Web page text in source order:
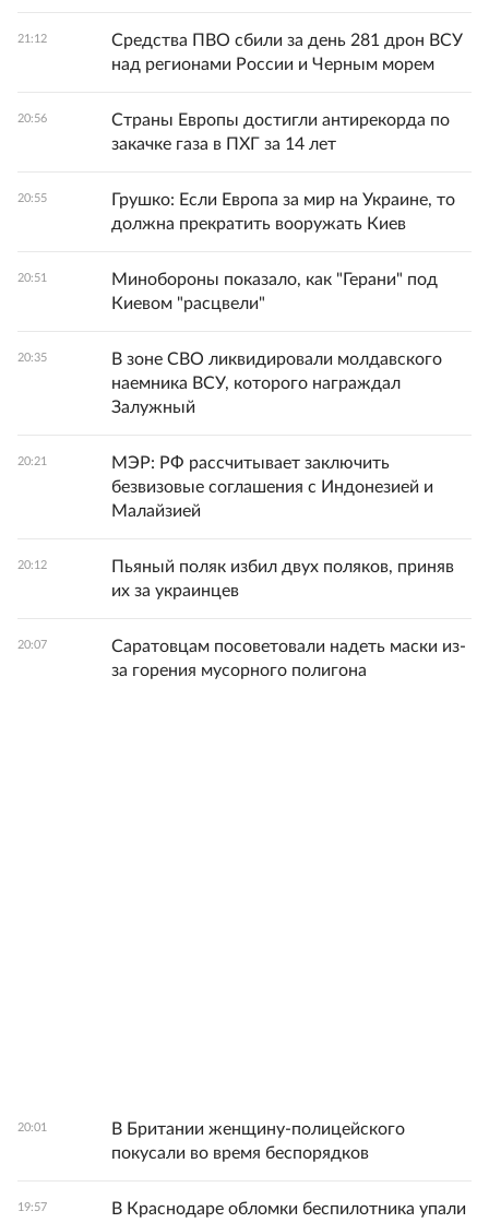
21:12
Средства ПВО сбили за день 281 дрон ВСУ
над регионами России и Черным морем
20:56
Страны Европы достигли антирекорда по
закачке газа в ПХГ за 14 лет
20:55
Грушко: Если Европа за мир на Украине, то
должна прекратить вооружать Киев
20:51
Минобороны показало, как "Герани" под
Киевом "расцвели"
20:35
В зоне СВО ликвидировали молдавского
наемника ВСУ, которого награждал
Залужный
20:21
МЭР: РФ рассчитывает заключить
безвизовые соглашения с Индонезией и
Малайзией
20:12
Пьяный поляк избил двух поляков, приняв
их за украинцев
20:07
Саратовцам посоветовали надеть маски из-
за горения мусорного полигона
20:01
В Британии женщину-полицейского
покусали во время беспорядков
19:57
В Краснодаре обломки беспилотника упали